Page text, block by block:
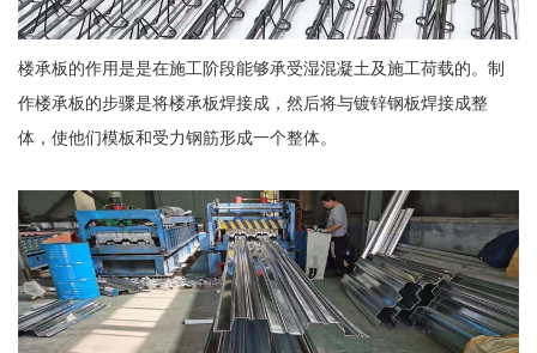
楼承板的作用是是在施工阶段能够承受湿混凝土及施工荷载的。制
作楼承板的步骤是将楼承板焊接成，然后将与镀锌钢板焊接成整
体，使他们模板和受力钢筋形成一个整体。